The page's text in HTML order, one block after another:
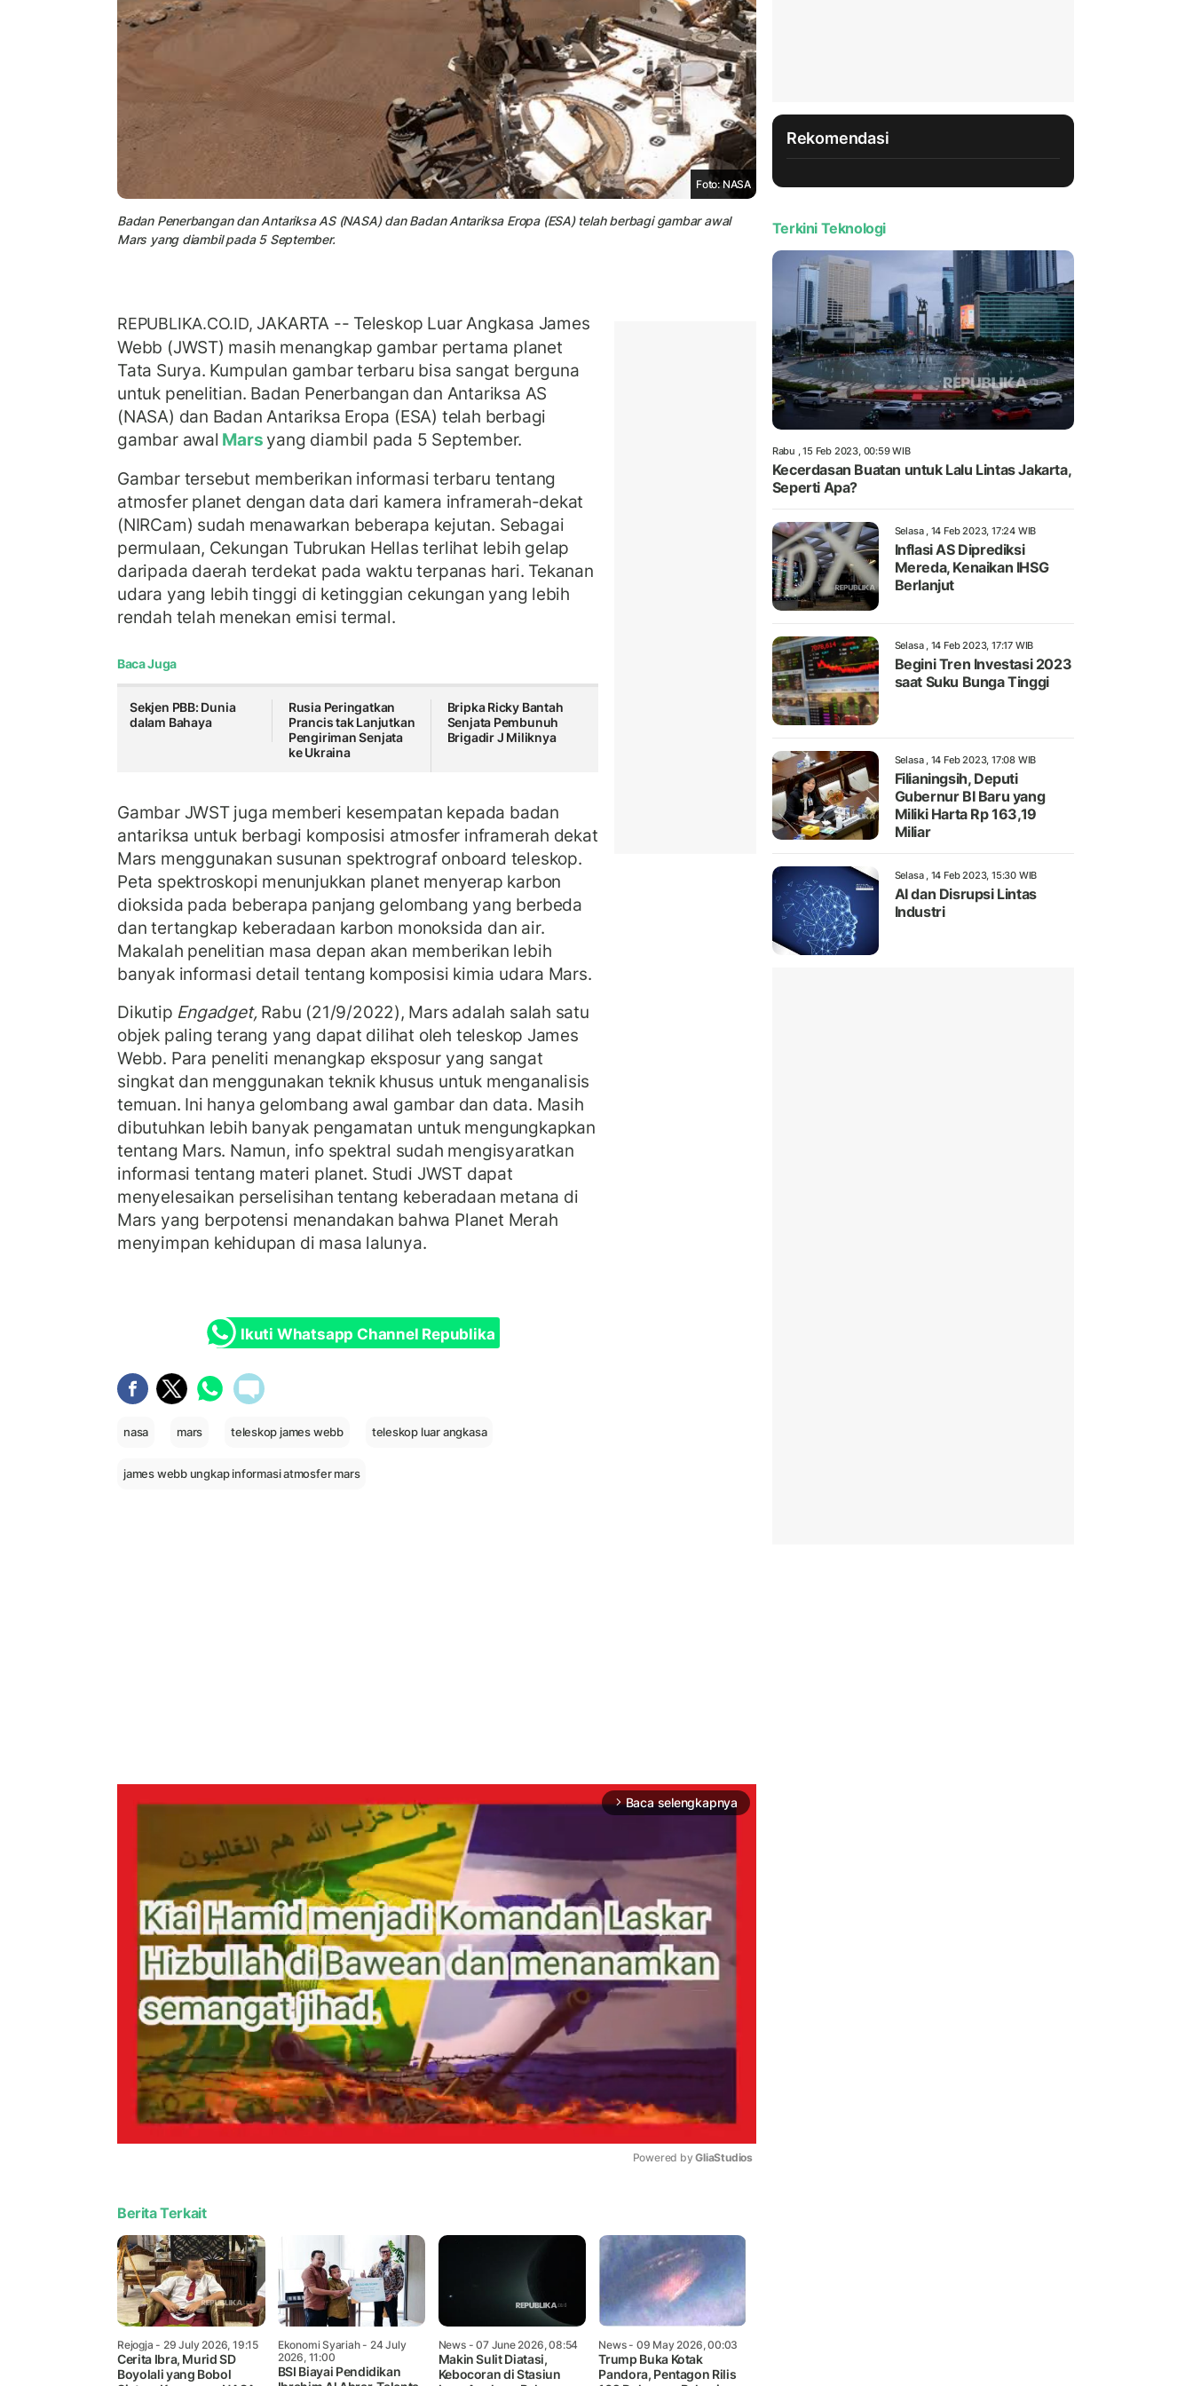
Foto: NASA
Badan Penerbangan dan Antariksa AS (NASA) dan Badan Antariksa Eropa (ESA) telah berbagi gambar awal
Mars yang diambil pada 5 September.
REPUBLIKA.CO.ID,JAKARTA -- Teleskop Luar Angkasa James
Webb (JWST) masih menangkap gambar pertama planet
Tata Surya. Kumpulan gambar terbaru bisa sangat berguna
untuk penelitian. Badan Penerbangan dan Antariksa AS
(NASA) dan Badan Antariksa Eropa (ESA) telah berbagi
gambar awal Mars yang diambil pada 5 September.
Gambar tersebut memberikan informasi terbaru tentang
atmosfer planet dengan data dari kamera inframerah-dekat
(NIRCam) sudah menawarkan beberapa kejutan. Sebagai
permulaan, Cekungan Tubrukan Hellas terlihat lebih gelap
daripada daerah terdekat pada waktu terpanas hari. Tekanan
udara yang lebih tinggi di ketinggian cekungan yang lebih
rendah telah menekan emisi termal.
Baca Juga
Sekjen PBB: Dunia
dalam Bahaya
Rusia Peringatkan
Prancis tak Lanjutkan
Pengiriman Senjata
ke Ukraina
Bripka Ricky Bantah
Senjata Pembunuh
Brigadir J Miliknya
Gambar JWST juga memberi kesempatan kepada badan
antariksa untuk berbagi komposisi atmosfer inframerah dekat
Mars menggunakan susunan spektrograf onboard teleskop.
Peta spektroskopi menunjukkan planet menyerap karbon
dioksida pada beberapa panjang gelombang yang berbeda
dan tertangkap keberadaan karbon monoksida dan air.
Makalah penelitian masa depan akan memberikan lebih
banyak informasi detail tentang komposisi kimia udara Mars.
Dikutip Engadget,Rabu (21/9/2022), Mars adalah salah satu
objek paling terang yang dapat dilihat oleh teleskop James
Webb. Para peneliti menangkap eksposur yang sangat
singkat dan menggunakan teknik khusus untuk menganalisis
temuan. Ini hanya gelombang awal gambar dan data. Masih
dibutuhkan lebih banyak pengamatan untuk mengungkapkan
tentang Mars. Namun, info spektral sudah mengisyaratkan
informasi tentang materi planet. Studi JWST dapat
menyelesaikan perselisihan tentang keberadaan metana di
Mars yang berpotensi menandakan bahwa Planet Merah
menyimpan kehidupan di masa lalunya.
Ikuti Whatsapp Channel Republika
nasa mars teleskop james webb teleskop luar angkasa
james webb ungkap informasi atmosfer mars
arrow_forward_ios Baca selengkapnya
Powered by GliaStudios
Berita Terkait
Rejogja - 29 July 2026, 19:15
Cerita Ibra, Murid SD
Boyolali yang Bobol
Ekonomi Syariah- 24 July
2026, 11:00
BSI Biayai Pendidikan
News- 07 June 2026, 08:54
Makin Sulit Diatasi,
Kebocoran di Stasiun
News- 09 May 2026, 00:03
Trump Buka Kotak
Pandora, Pentagon Rilis
Rekomendasi
Terkini Teknologi
Rabu , 15 Feb 2023, 00:59 WIB
Kecerdasan Buatan untuk Lalu Lintas Jakarta,
Seperti Apa?
Selasa , 14 Feb 2023, 17:24 WIB
Inflasi AS Diprediksi
Mereda, Kenaikan IHSG
Berlanjut
Selasa , 14 Feb 2023, 17:17 WIB
Begini Tren Investasi 2023
saat Suku Bunga Tinggi
Selasa , 14 Feb 2023, 17:08 WIB
Filianingsih, Deputi
Gubernur BI Baru yang
Miliki Harta Rp 163,19
Miliar
Selasa , 14 Feb 2023, 15:30 WIB
AI dan Disrupsi Lintas
Industri